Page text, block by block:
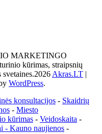
MARKETINGO
kūrimas, straipsnių
Akras.LT |
WordPress.
konsultacijos - Skaidrių
- Miesto
kūrimas - Veidoskaita -
- Kauno naujienos -